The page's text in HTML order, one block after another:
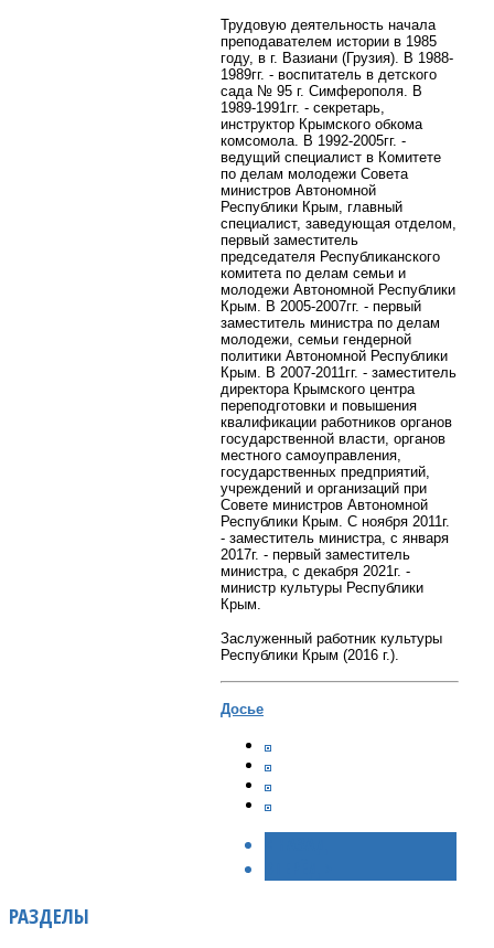
Трудовую деятельность начала
преподавателем истории в 1985
году, в г. Вазиани (Грузия). В 1988-
1989гг. - воспитатель в детского
сада № 95 г. Симферополя. В
1989-1991гг. - секретарь,
инструктор Крымского обкома
комсомола. В 1992-2005гг. -
ведущий специалист в Комитете
по делам молодежи Совета
министров Автономной
Республики Крым, главный
специалист, заведующая отделом,
первый заместитель
председателя Республиканского
комитета по делам семьи и
молодежи Автономной Республики
Крым. В 2005-2007гг. - первый
заместитель министра по делам
молодежи, семьи гендерной
политики Автономной Республики
Крым. В 2007-2011гг. - заместитель
директора Крымского центра
переподготовки и повышения
квалификации работников органов
государственной власти, органов
местного самоуправления,
государственных предприятий,
учреждений и организаций при
Совете министров Автономной
Республики Крым. С ноября 2011г.
- заместитель министра, с января
2017г. - первый заместитель
министра, с декабря 2021г. -
министр культуры Республики
Крым.
Заслуженный работник культуры
Республики Крым (2016 г.).
Досье
РАЗДЕЛЫ